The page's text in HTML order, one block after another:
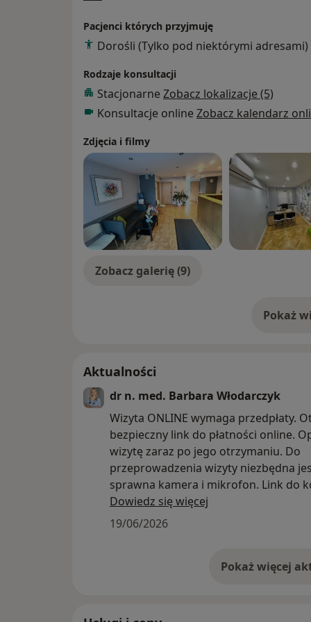
Moja praca badawcza koncentruje się
zapalenia trzustki i wczesnej diagnostyki
roku na licznych konferencjach
takich jak:
- United European Gastroenterology Week,
- European Pancreatic Club Meeting,
- Digestive Disease Week.
Pacjenci których przyjmuję
Dorośli (Tylko pod niektórymi adresami)
Rodzaje konsultacji
Stacjonarne Zobacz lokalizacje (5)
Konsultacje online Zobacz kalendarz
Zdjęcia i filmy
Zobacz galerię (9)
Pokaż o
Aktualności
dr n. med. Barbara Włodarczyk
Wizyta ONLINE wymaga przedpłaty.
bezpieczny link do płatności online.
wizytę zaraz po jego otrzymaniu. Do
przeprowadzenia wizyty niezbędna
sprawna kamera i mikrofon. Link do
otrzymasz przed wizytą na e-mail lub
Naszykuj dokument tożsamości celem
Dowiedz się więcej
19/06/2026